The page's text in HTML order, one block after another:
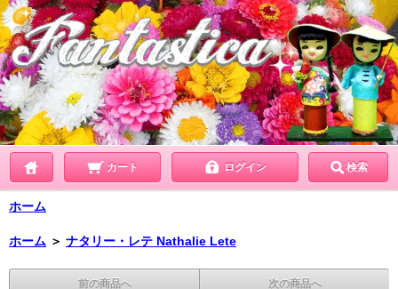
カート ログイン 検索
ホーム
ホーム ＞ ナタリー・レテ Nathalie Lete
前の商品へ 次の商品へ